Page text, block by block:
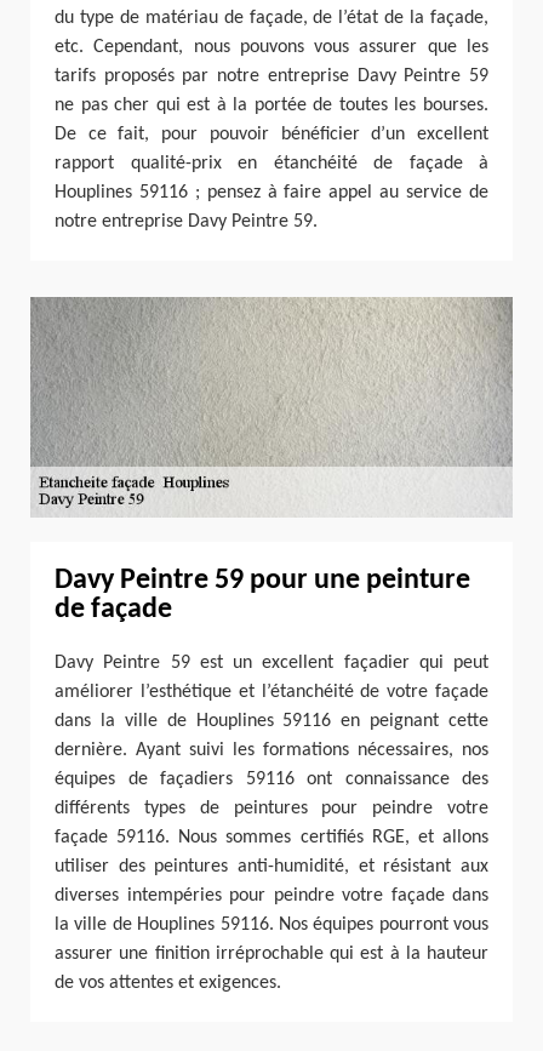
du type de matériau de façade, de l’état de la façade,
etc. Cependant, nous pouvons vous assurer que les
tarifs proposés par notre entreprise Davy Peintre 59
ne pas cher qui est à la portée de toutes les bourses.
De ce fait, pour pouvoir bénéficier d’un excellent
rapport qualité-prix en étanchéité de façade à
Houplines 59116 ; pensez à faire appel au service de
notre entreprise Davy Peintre 59.
Davy Peintre 59 pour une peinture
de façade
Davy Peintre 59 est un excellent façadier qui peut
améliorer l’esthétique et l’étanchéité de votre façade
dans la ville de Houplines 59116 en peignant cette
dernière. Ayant suivi les formations nécessaires, nos
équipes de façadiers 59116 ont connaissance des
différents types de peintures pour peindre votre
façade 59116. Nous sommes certifiés RGE, et allons
utiliser des peintures anti-humidité, et résistant aux
diverses intempéries pour peindre votre façade dans
la ville de Houplines 59116. Nos équipes pourront vous
assurer une finition irréprochable qui est à la hauteur
de vos attentes et exigences.